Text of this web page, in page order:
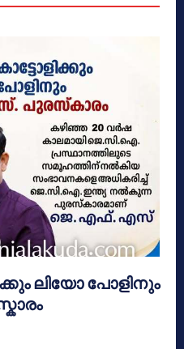
ലിയോ പോളിനും